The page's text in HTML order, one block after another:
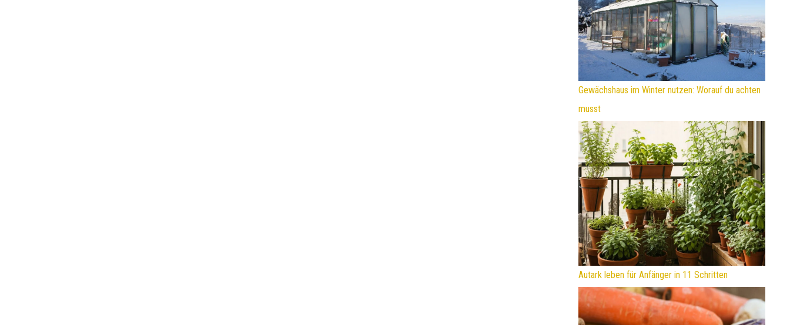
Gewächshaus im Winter nutzen: Worauf du achten
musst
Autark leben für Anfänger in 11 Schritten